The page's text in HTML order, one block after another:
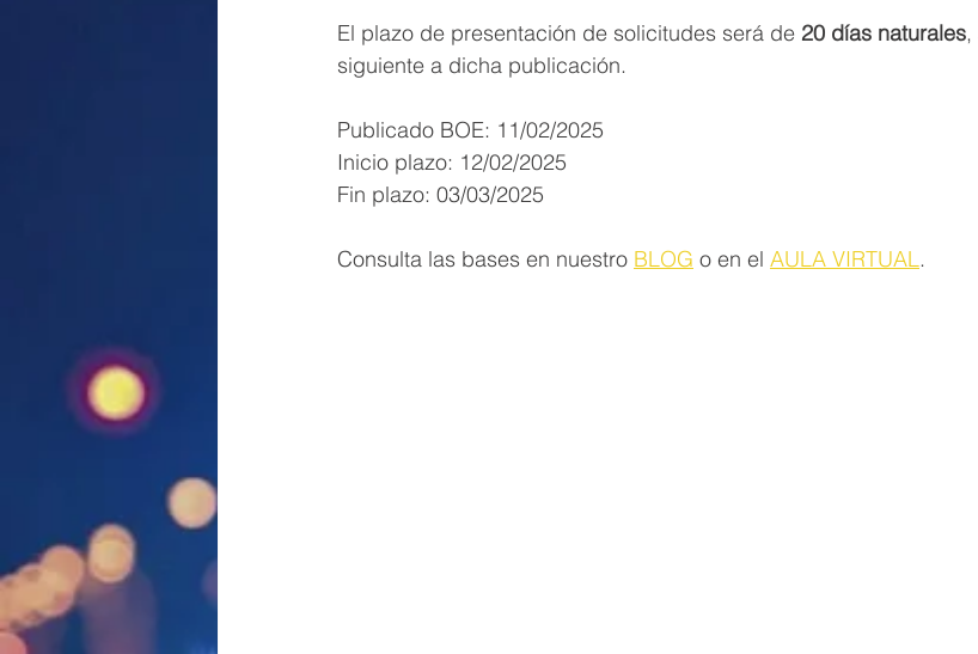
El plazo de presentación de solicitudes será de 20 días naturales,
siguiente a dicha publicación.
Publicado BOE: 11/02/2025
Inicio plazo: 12/02/2025
Fin plazo: 03/03/2025
Consulta las bases en nuestro BLOG o en el AULA VIRTUAL.